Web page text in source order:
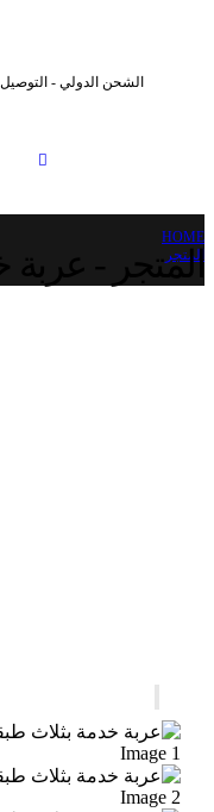
الشحن الدولي -
HOME
المتجر
المتجر - عربة